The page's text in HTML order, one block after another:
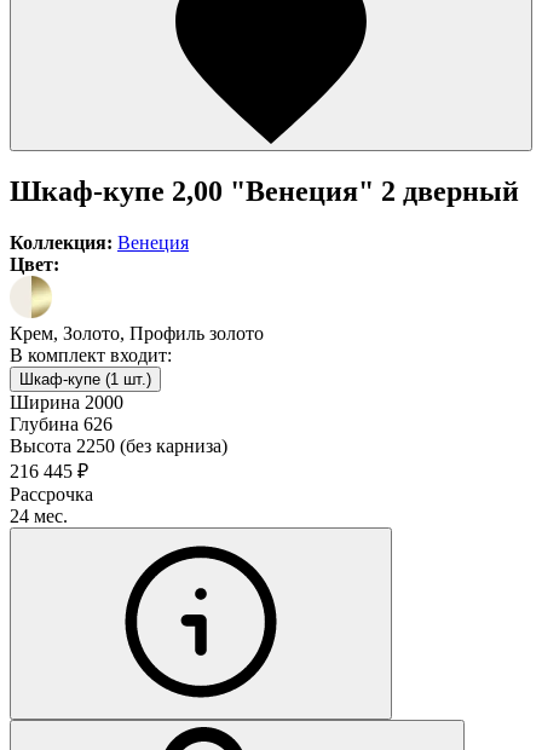
Шкаф-купе 2,00 "Венеция" 2 дверный
Коллекция: Венеция
Цвет:
Крем, Золото, Профиль золото
В комплект входит:
Шкаф-купе (1 шт.)
Ширина 2000
Глубина 626
Высота 2250 (без карниза)
216 445 ₽
Рассрочка
24 мес.